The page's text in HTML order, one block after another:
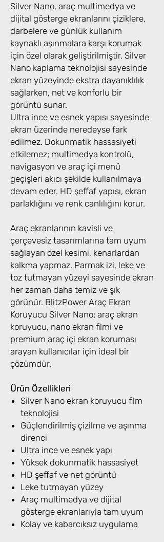
Silver Nano, araç multimedya ve
dijital gösterge ekranlarını çiziklere,
darbelere ve günlük kullanım
kaynaklı aşınmalara karşı korumak
için özel olarak geliştirilmiştir. Silver
Nano kaplama teknolojisi sayesinde
ekran yüzeyinde ekstra dayanıklılık
sağlarken, net ve konforlu bir
görüntü sunar.
Ultra ince ve esnek yapısı sayesinde
ekran üzerinde neredeyse fark
edilmez. Dokunmatik hassasiyeti
etkilemez; multimedya kontrolü,
navigasyon ve araç içi menü
geçişleri akıcı şekilde kullanılmaya
devam eder. HD şeffaf yapısı, ekran
parlaklığını ve renk canlılığını korur.
Araç ekranlarının kavisli ve
çerçevesiz tasarımlarına tam uyum
sağlayan özel kesimi, kenarlardan
kalkma yapmaz. Parmak izi, leke ve
toz tutmayan yüzeyi sayesinde ekran
her zaman daha temiz ve şık
görünür. BlitzPower Araç Ekran
Koruyucu Silver Nano; araç ekran
koruyucu, nano ekran filmi ve
premium araç içi ekran koruması
arayan kullanıcılar için ideal bir
çözümdür.
Ürün Özellikleri
Silver Nano ekran koruyucu film
teknolojisi
Güçlendirilmiş çizilme ve aşınma
direnci
Ultra ince ve esnek yapı
Yüksek dokunmatik hassasiyet
HD şeffaf ve net görüntü
Leke tutmayan yüzey
Araç multimedya ve dijital
gösterge ekranlarıyla tam uyum
Kolay ve kabarcıksız uygulama